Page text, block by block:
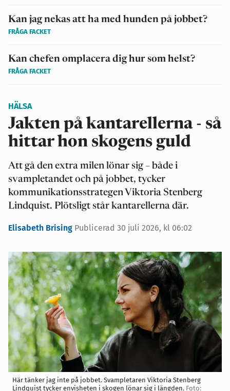
Kan jag nekas att ha med hunden på jobbet?
FRÅGA FACKET
Kan chefen omplacera dig hur som helst?
FRÅGA FACKET
HÄLSA
Jakten på kantarellerna - så
hittar hon skogens guld
Att gå den extra milen lönar sig – både i
svampletandet och på jobbet, tycker
kommunikationsstrategen Viktoria Stenberg
Lindquist. Plötsligt står kantarellerna där.
Elisabeth Brising Publicerad 30 juli 2026, kl 06:02
Här tänker jag inte på jobbet. Svampletaren Viktoria Stenberg
Lindquist tycker envisheten i skogen lönar sig i längden. Foto: